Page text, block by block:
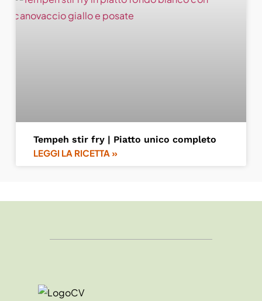
Tempeh stir fry | Piatto unico completo
LEGGI LA RICETTA »